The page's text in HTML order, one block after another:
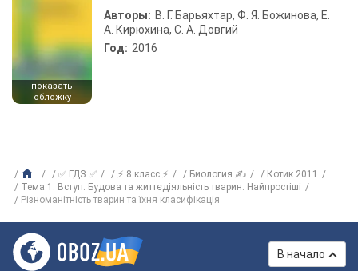
показать
обложку
Авторы: В. Г. Барьяхтар, Ф. Я. Божинова, Е.
А. Кирюхина, С. А. Довгий
Год: 2016
✅ ГДЗ ✅ ⚡ 8 класс ⚡ Биология ✍
Котик 2011
Тема 1. Вступ. Будова та життєдіяльність тварин. Найпростіші
Різноманітність тварин та їхня класифікація
В начало